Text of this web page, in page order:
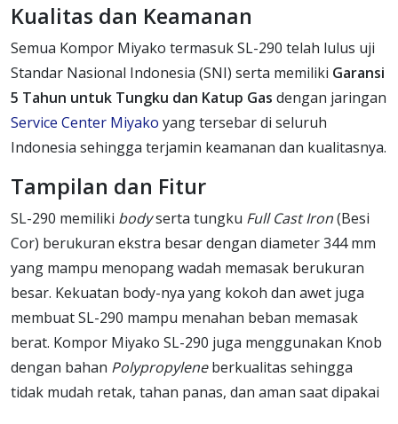
Kualitas dan Keamanan
Semua Kompor Miyako termasuk SL-290 telah lulus uji
Standar Nasional Indonesia (SNI) serta memiliki Garansi
5 Tahun untuk Tungku dan Katup Gas dengan jaringan
Service Center Miyako yang tersebar di seluruh
Indonesia sehingga terjamin keamanan dan kualitasnya.
Tampilan dan Fitur
SL-290 memiliki bodyserta tungku Full Cast Iron(Besi
Cor) berukuran ekstra besar dengan diameter 344 mm
yang mampu menopang wadah memasak berukuran
besar. Kekuatan body-nya yang kokoh dan awet juga
membuat SL-290 mampu menahan beban memasak
berat. Kompor Miyako SL-290 juga menggunakan Knob
dengan bahan Polypropyleneberkualitas sehingga
tidak mudah retak, tahan panas, dan aman saat dipakai